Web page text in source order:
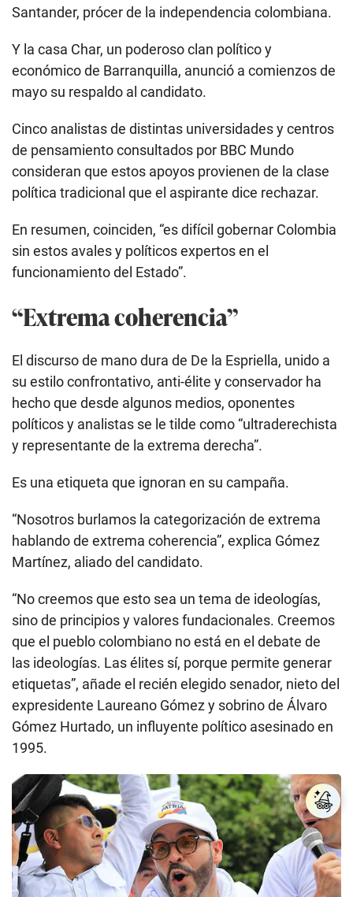
Santander, prócer de la independencia colombiana.
Y la casa Char, un poderoso clan político y
económico de Barranquilla, anunció a comienzos de
mayo su respaldo al candidato.
Cinco analistas de distintas universidades y centros
de pensamiento consultados por BBC Mundo
consideran que estos apoyos provienen de la clase
política tradicional que el aspirante dice rechazar.
En resumen, coinciden, “es difícil gobernar Colombia
sin estos avales y políticos expertos en el
funcionamiento del Estado”.
“Extrema coherencia”
El discurso de mano dura de De la Espriella, unido a
su estilo confrontativo, anti-élite y conservador ha
hecho que desde algunos medios, oponentes
políticos y analistas se le tilde como “ultraderechista
y representante de la extrema derecha”.
Es una etiqueta que ignoran en su campaña.
“Nosotros burlamos la categorización de extrema
hablando de extrema coherencia”, explica Gómez
Martínez, aliado del candidato.
“No creemos que esto sea un tema de ideologías,
sino de principios y valores fundacionales. Creemos
que el pueblo colombiano no está en el debate de
las ideologías. Las élites sí, porque permite generar
etiquetas”, añade el recién elegido senador, nieto del
expresidente Laureano Gómez y sobrino de Álvaro
Gómez Hurtado, un influyente político asesinado en
1995.